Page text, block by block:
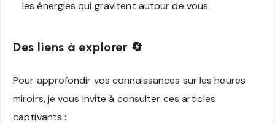
les énergies qui gravitent autour de vous.
Des liens à explorer 🔄
Pour approfondir vos connaissances sur les heures
miroirs, je vous invite à consulter ces articles
captivants :